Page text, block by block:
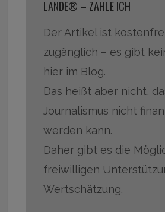
LANDE® – ZAHLE ICH
Der Artikel ist
zugänglich – es gibt
hier im Blog.
Das heißt aber nicht,
Journalismus nicht
werden kann.
Daher gibt es die
freiwilligen
Wertschätzung.